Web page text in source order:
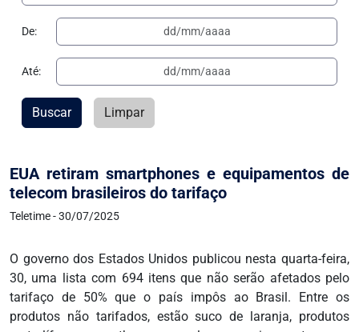
EUA retiram smartphones e equipamentos de
telecom brasileiros do tarifaço
Teletime - 30/07/2025
O governo dos Estados Unidos publicou nesta quarta-feira,
30, uma lista com 694 itens que não serão afetados pelo
tarifaço de 50% que o país impôs ao Brasil. Entre os
produtos não tarifados, estão suco de laranja, produtos
De:
Até:
Buscar Limpar